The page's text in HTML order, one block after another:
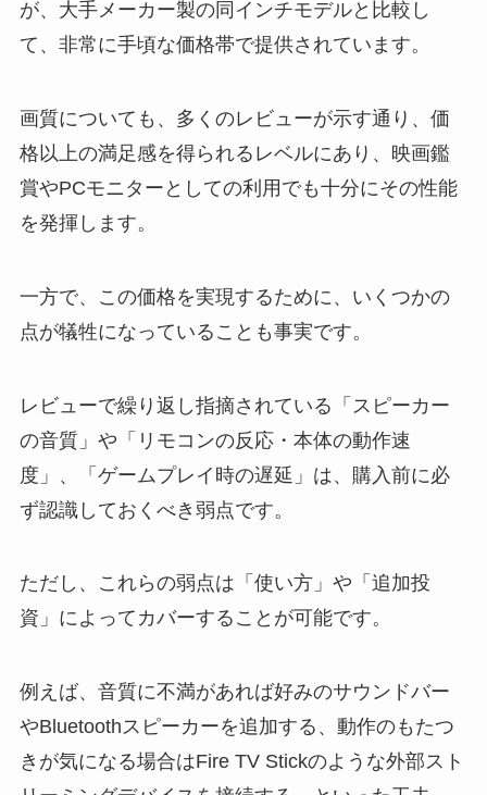
が、大手メーカー製の同インチモデルと比較し
て、非常に手頃な価格帯で提供されています。
画質についても、多くのレビューが示す通り、価
格以上の満足感を得られるレベルにあり、映画鑑
賞やPCモニターとしての利用でも十分にその性能
を発揮します。
一方で、この価格を実現するために、いくつかの
点が犠牲になっていることも事実です。
レビューで繰り返し指摘されている「スピーカー
の音質」や「リモコンの反応・本体の動作速
度」、「ゲームプレイ時の遅延」は、購入前に必
ず認識しておくべき弱点です。
ただし、これらの弱点は「使い方」や「追加投
資」によってカバーすることが可能です。
例えば、音質に不満があれば好みのサウンドバー
やBluetoothスピーカーを追加する、動作のもたつ
きが気になる場合はFire TV Stickのような外部スト